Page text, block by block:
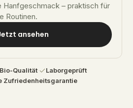
Hanfgeschmack – praktisch für
Routinen.
ansehen
Qualität· Laborgeprüft·
Zufriedenheitsgarantie